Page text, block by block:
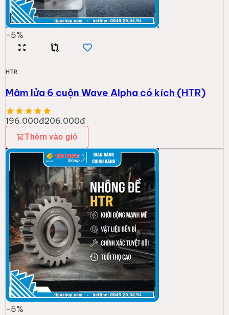
-5%
HTR
Mâm lửa 6 cuộn Wave Alpha có kích (HTR)
196.000đ206.000đ
Thêm vào giỏ
-5%